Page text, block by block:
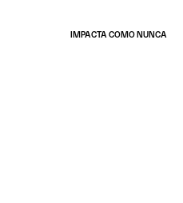
IMPACTA COMO NUNCA